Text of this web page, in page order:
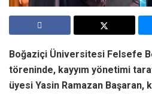
Boğaziçi Üniversitesi Felsefe
töreninde, kayyım yönetimi
üyesi Yasin Ramazan